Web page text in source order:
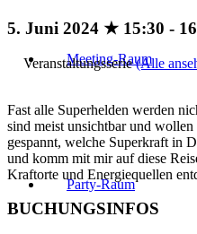
Meeting-Raum
Party-Raum
5. Juni 2024 ★ 15:30 -
Veranstaltungsserie(Alle
Fast alle Superhelden werden
sind meist unsichtbar und
gespannt, welche Superkraft in
und komm mit mir auf diese
Kraftorte und Energiequellen
BUCHUNGSINFOS